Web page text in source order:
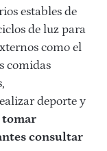
estables de
de luz para
como el
comidas
deporte y
tomar
consultar